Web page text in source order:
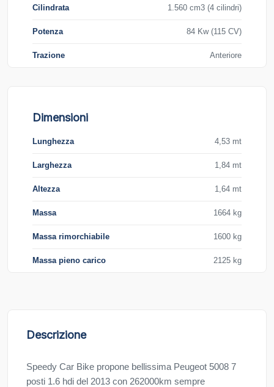
Cilindrata 1.560 cm3 (4 cilindri)
Potenza 84 Kw (115 CV)
Trazione Anteriore
Dimensioni
Lunghezza 4,53 mt
Larghezza 1,84 mt
Altezza 1,64 mt
Massa 1664 kg
Massa rimorchiabile 1600 kg
Massa pieno carico 2125 kg
Descrizione
Speedy Car Bike propone bellissima Peugeot 5008 7
posti 1.6 hdi del 2013 con 262000km sempre